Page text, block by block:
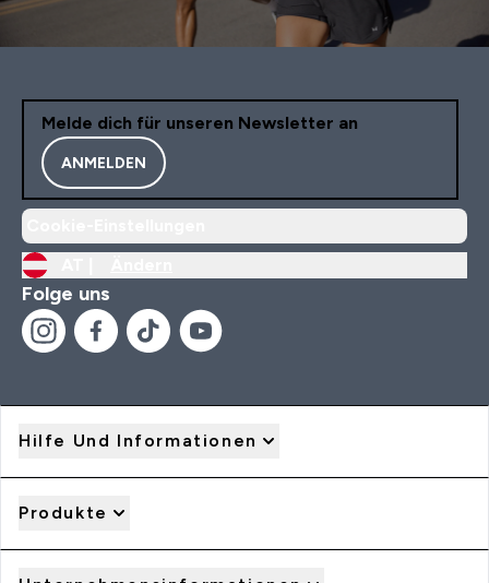
Melde dich für unseren Newsletter an
ANMELDEN
Folge uns
Hilfe Und Informationen
Produkte